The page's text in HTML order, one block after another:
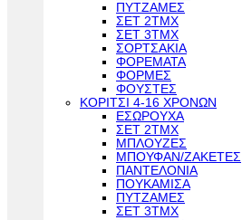
ΠΥΤΖΑΜΕΣ
ΣΕΤ 2ΤΜΧ
ΣΕΤ 3ΤΜΧ
ΣΟΡΤΣΑΚΙΑ
ΦΟΡΕΜΑΤΑ
ΦΟΡΜΕΣ
ΦΟΥΣΤΕΣ
ΚΟΡΙΤΣΙ 4-16 ΧΡΟΝΩΝ
ΕΣΩΡΟΥΧΑ
ΣΕΤ 2ΤΜΧ
ΜΠΛΟΥΖΕΣ
ΜΠΟΥΦΑΝ/ΖΑΚΕΤΕΣ
ΠΑΝΤΕΛΟΝΙΑ
ΠΟΥΚΑΜΙΣΑ
ΠΥΤΖΑΜΕΣ
ΣΕΤ 3ΤΜΧ